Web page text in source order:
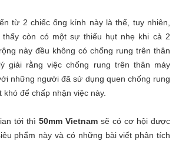
từ 2 chiếc ống kính này là thế, tuy nhiên,
thấy còn có một sự thiếu hụt nhẹ khi cả 2
này đều không có chống rung trên thân
giải rằng việc chống rung trên thân máy
những người đã sử dụng quen chống rung
để chấp nhận việc này.
tới thì 50mm Vietnam sẽ có cơ hội được
phẩm này và có những bài viết phân tích